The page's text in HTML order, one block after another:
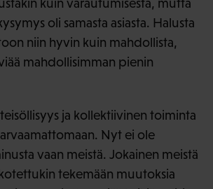
oli samasta asiasta. Halusta
niin hyvin kuin mahdollista,
mahdollisimman pienin
ja kollektiivinen toiminta
Nyt ei ole
vaan meistä. Jokainen meistä
tekemään muutoksia